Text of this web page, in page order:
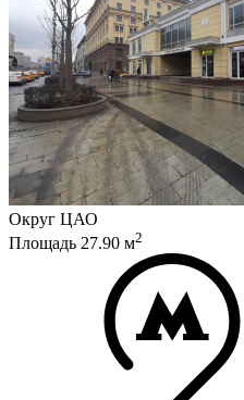
Округ ЦАО
Площадь 27.90 м2